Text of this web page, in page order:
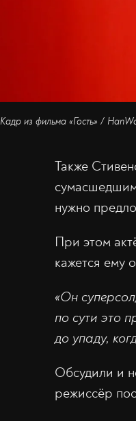
Кадр из фильма «Гость» /
Также
нужно
При этом
кажется ему
«Он
по сути это
до упаду,
Обсудили и
режиссёр